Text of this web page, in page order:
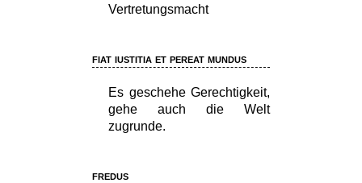
Vertretungsmacht
fiat iustitia et pereat mundus
Es geschehe Gerechtigkeit,
gehe auch die Welt
zugrunde.
fredus